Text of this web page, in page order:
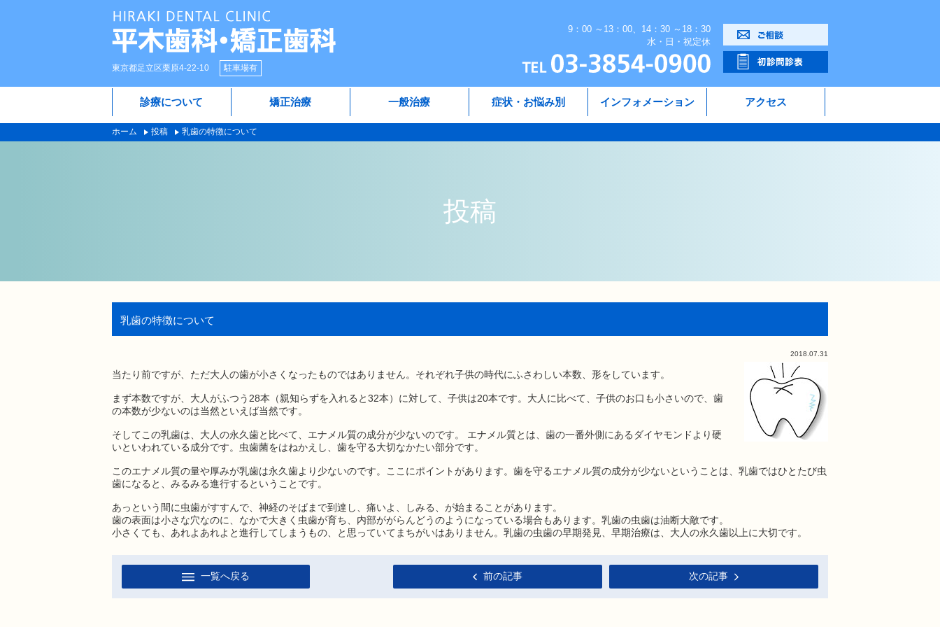
東京都足立区栗原4-22-10 駐車場有
9：00 ～13：00、14：30 ～18：30
水・日・祝定休
診療について 矯正治療 一般治療 症状・お悩み別 インフォメーション アクセス
ホーム 投稿 乳歯の特徴について
投稿
乳歯の特徴について
2018.07.31
当たり前ですが、ただ大人の歯が小さくなったものではありません。それぞれ子供の時代にふさわしい本数、形をしています。
まず本数ですが、大人がふつう28本（親知らずを入れると32本）に対して、子供は20本です。大人に比べて、子供のお口も小さいので、歯
の本数が少ないのは当然といえば当然です。
そしてこの乳歯は、大人の永久歯と比べて、エナメル質の成分が少ないのです。 エナメル質とは、歯の一番外側にあるダイヤモンドより硬
いといわれている成分です。虫歯菌をはねかえし、歯を守る大切なかたい部分です。
このエナメル質の量や厚みが乳歯は永久歯より少ないのです。ここにポイントがあります。歯を守るエナメル質の成分が少ないということは、乳歯ではひとたび虫
歯になると、みるみる進行するということです。
あっという間に虫歯がすすんで、神経のそばまで到達し、痛いよ、しみる、が始まることがあります。
歯の表面は小さな穴なのに、なかで大きく虫歯が育ち、内部ががらんどうのようになっている場合もあります。乳歯の虫歯は油断大敵です。
小さくても、あれよあれよと進行してしまうもの、と思っていてまちがいはありません。乳歯の虫歯の早期発見、早期治療は、大人の永久歯以上に大切です。
一覧へ戻る 次の記事
前の記事